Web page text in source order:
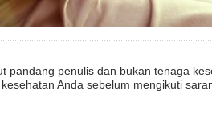
pandang penulis dan bukan tenaga
Anda sebelum mengikuti